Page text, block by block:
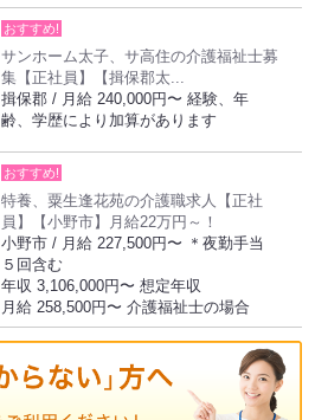
おすすめ!
サンホーム太子、サ高住の介護福祉士募
集【正社員】【揖保郡太...
揖保郡 / 月給 240,000円〜 経験、年
齢、学歴により加算があります
おすすめ!
特養、粟生逢花苑の介護職求人【正社
員】【小野市】月給22万円～！
小野市 / 月給 227,500円〜 ＊夜勤手当
５回含む
年収 3,106,000円〜 想定年収
月給 258,500円〜 介護福祉士の場合